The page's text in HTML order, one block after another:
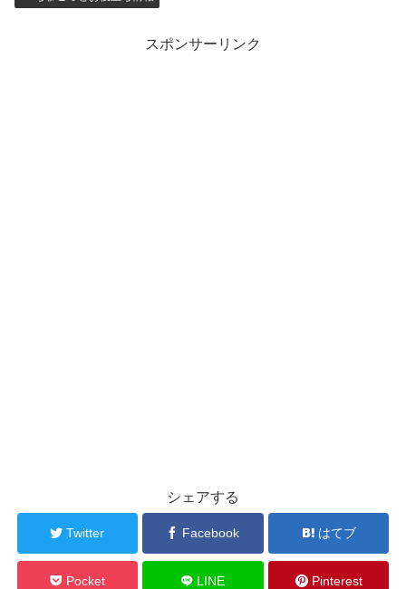
スポンサーリンク
シェアする
Twitter Facebook はてブ
Pocket LINE Pinterest